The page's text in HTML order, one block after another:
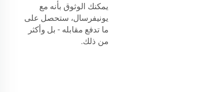
يمكنك الوثوق بأنه مع
يونيفرسال، ستحصل على
ما تدفع مقابله - بل وأكثر
من ذلك.